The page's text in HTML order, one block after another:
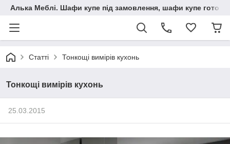
Алька Меблі. Шафи купе під замовлення, шафи купе готові,
Статті Тонкощі вимірів кухонь
Тонкощі вимірів кухонь
25.03.2015